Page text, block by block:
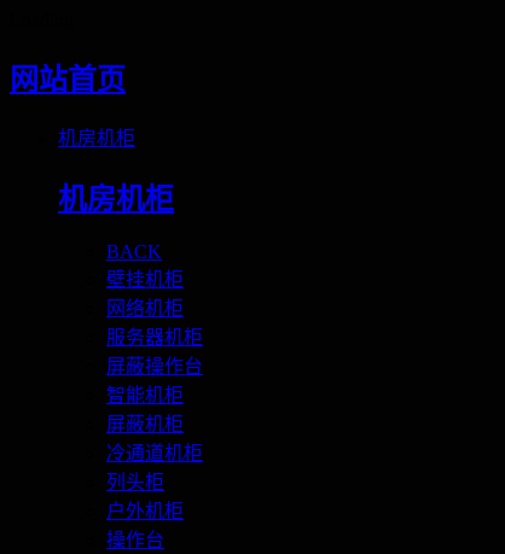
网站首页
机房机柜
机房机柜
BACK
壁挂机柜
网络机柜
服务器机柜
屏蔽操作台
智能机柜
屏蔽机柜
冷通道机柜
列头柜
户外机柜
操作台